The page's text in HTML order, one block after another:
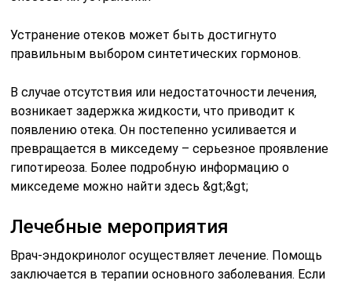
Устранение отеков может быть достигнуто
правильным выбором синтетических гормонов.
В случае отсутствия или недостаточности лечения,
возникает задержка жидкости, что приводит к
появлению отека. Он постепенно усиливается и
превращается в микседему – серьезное проявление
гипотиреоза. Более подробную информацию о
микседеме можно найти здесь &gt;&gt;
Лечебные мероприятия
Врач-эндокринолог осуществляет лечение. Помощь
заключается в терапии основного заболевания. Если